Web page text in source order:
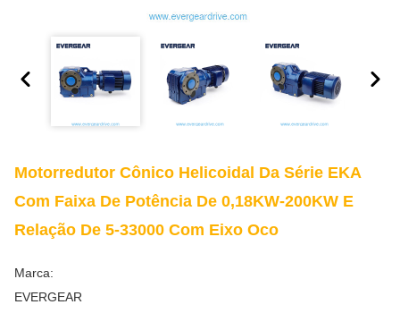
Motorredutor Cônico Helicoidal Da Série EKA
Com Faixa De Potência De 0,18KW-200KW E
Relação De 5-33000 Com Eixo Oco
Marca:
EVERGEAR